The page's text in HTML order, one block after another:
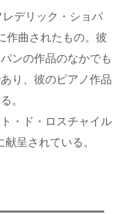
デリック・ショパ
作曲されたもの。彼
ンの作品のなかでも
り、彼のピアノ作品
。
・ド・ロスチャイル
呈されている。